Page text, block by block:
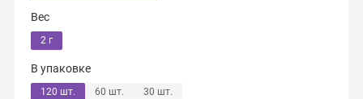
Вес
2 г
В упаковке
120 шт. 60 шт. 30 шт.